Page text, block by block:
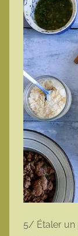
5/ Étaler un